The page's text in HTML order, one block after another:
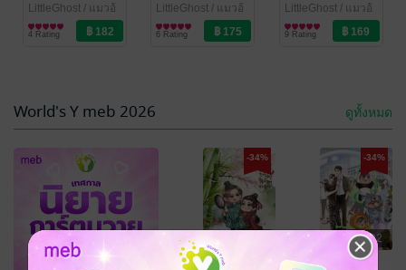
กอบกู้วันสิ้นโลก
LittleGhost / แมวอ้
วง
นิยายวาย Boy
Love / Yaoi
4 Rating
ซอมบี้จริงดิ
LittleGhost / แมวอ้
วง
นิยายวาย Boy
Love / Yaoi
6 Rating
ตระกูล
LittleGhost/ แมวอ้
วง
นิยายวาย Boy
Love / Yaoi
9 Rating
เปลี่ยนชะตาตัว
ร้ายให้ร้ายกว่า
บินไปอย่างหงส์
จะลงท่าไหนก็
World's Y meb 2026 ดูทั้งหมด
-34% -34%
฿ 182